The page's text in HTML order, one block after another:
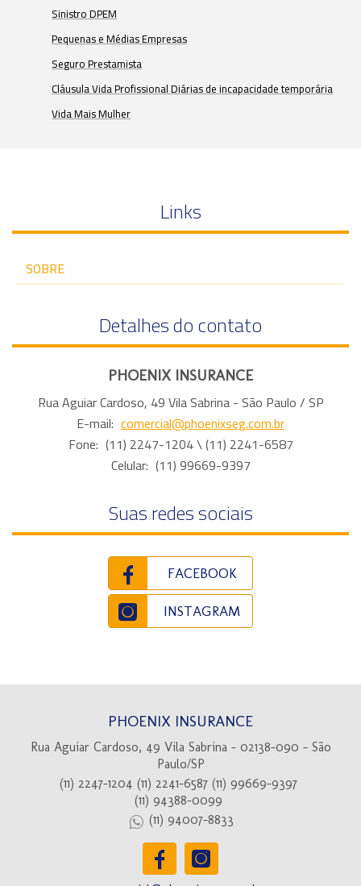
Sinistro DPEM
Pequenas e Médias Empresas
Seguro Prestamista
Cláusula Vida Profissional Diárias de incapacidade temporária
Vida Mais Mulher
Links
SOBRE
Detalhes do contato
PHOENIX INSURANCE
Rua Aguiar Cardoso, 49 Vila Sabrina - São Paulo / SP
E-mail: comercial@phoenixseg.com.br
Fone: (11) 2247-1204\ (11) 2241-6587
Celular: (11) 99669-9397
Suas redes sociais
FACEBOOK
INSTAGRAM
PHOENIX INSURANCE
Rua Aguiar Cardoso, 49 Vila Sabrina - 02138-090 - São
Paulo/SP
(11) 2247-1204 (11) 2241-6587 (11) 99669-9397
(11) 94388-0099
(11) 94007-8833